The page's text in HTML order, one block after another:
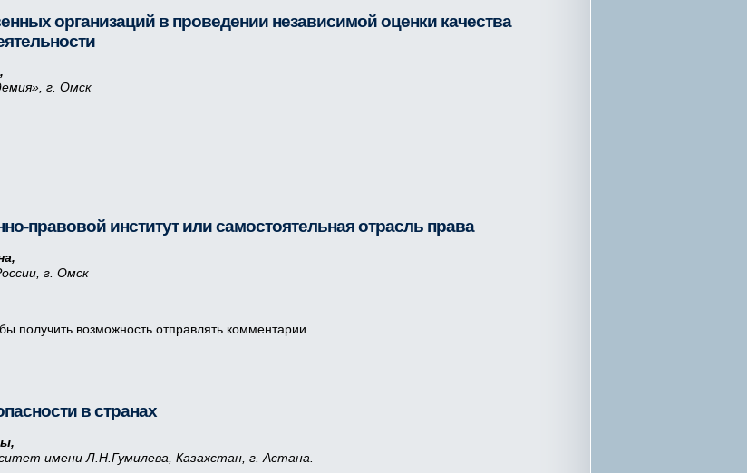
организаций в проведении независимой оценки качества
г. Омск
правовой институт или самостоятельная отрасль права
г. Омск
получить возможность отправлять комментарии
в странах
имени Л.Н.Гумилева, Казахстан, г. Астана.